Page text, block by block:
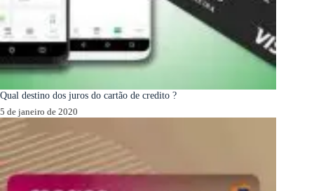
Qual destino dos juros do cartão de credito ?
5 de janeiro de 2020